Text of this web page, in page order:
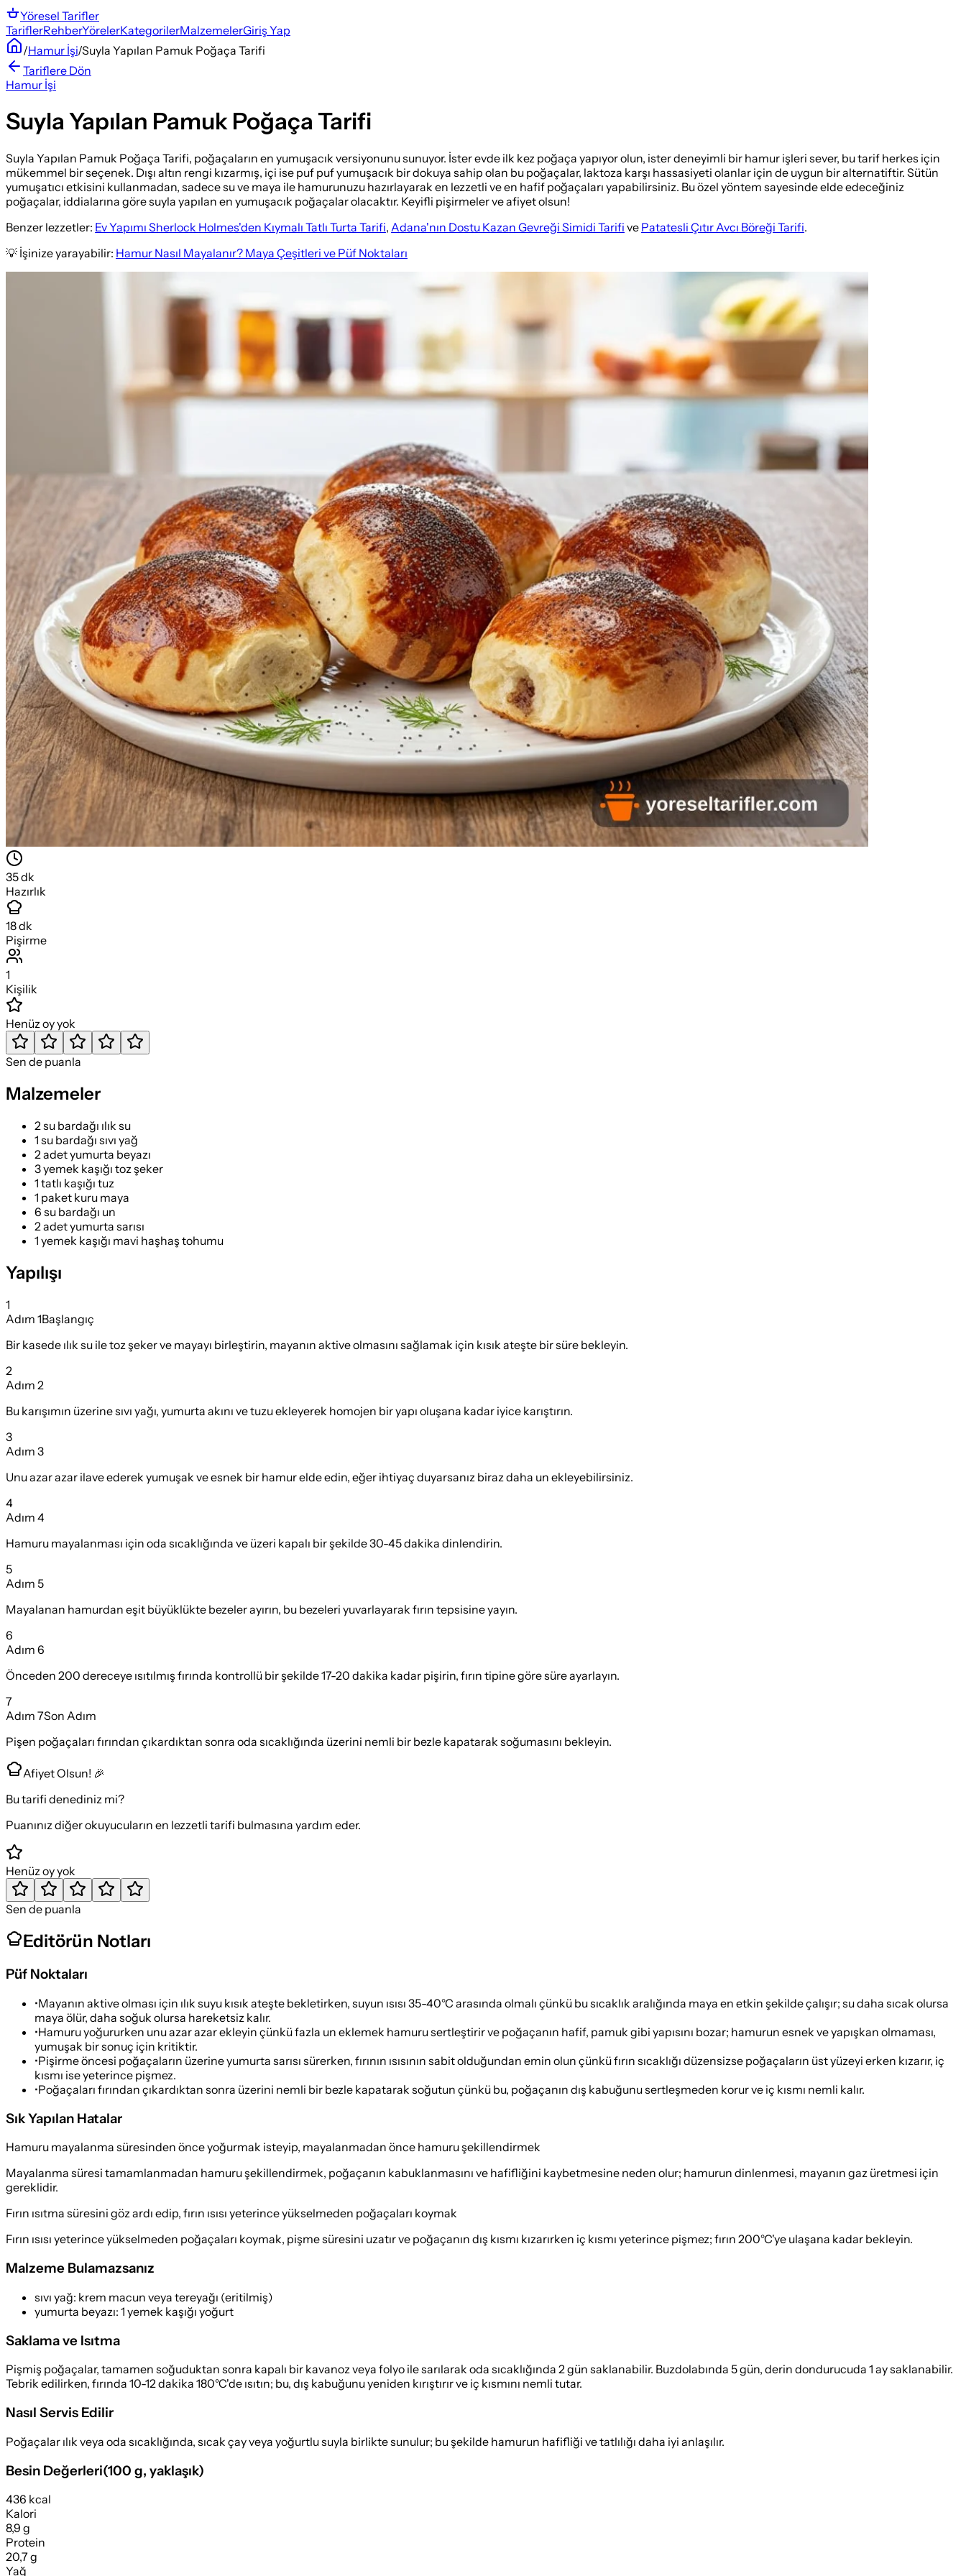
Yöresel Tarifler
TariflerRehberYörelerKategorilerMalzemelerGiriş Yap
/Hamur İşi/Suyla Yapılan Pamuk Poğaça Tarifi
Tariflere Dön
Hamur İşi
Suyla Yapılan Pamuk Poğaça Tarifi
Suyla Yapılan Pamuk Poğaça Tarifi, poğaçaların en yumuşacık versiyonunu sunuyor. İster evde ilk kez poğaça yapıyor olun, ister deneyimli bir hamur işleri sever, bu tarif herkes için
mükemmel bir seçenek. Dışı altın rengi kızarmış, içi ise puf puf yumuşacık bir dokuya sahip olan bu poğaçalar, laktoza karşı hassasiyeti olanlar için de uygun bir alternatiftir. Sütün
yumuşatıcı etkisini kullanmadan, sadece su ve maya ile hamurunuzu hazırlayarak en lezzetli ve en hafif poğaçaları yapabilirsiniz. Bu özel yöntem sayesinde elde edeceğiniz
poğaçalar, iddialarına göre suyla yapılan en yumuşacık poğaçalar olacaktır. Keyifli pişirmeler ve afiyet olsun!
Benzer lezzetler: Ev Yapımı Sherlock Holmes'den Kıymalı Tatlı Turta Tarifi, Adana'nın Dostu Kazan Gevreği Simidi Tarifi ve Patatesli Çıtır Avcı Böreği Tarifi.
💡 İşinize yarayabilir: Hamur Nasıl Mayalanır? Maya Çeşitleri ve Püf Noktaları
35dk
Hazırlık
18dk
Pişirme
1
Kişilik
Henüz oy yok
Sen de puanla
Malzemeler
2 su bardağı ılık su
1 su bardağı sıvı yağ
2 adet yumurta beyazı
3 yemek kaşığı toz şeker
1 tatlı kaşığı tuz
1 paket kuru maya
6 su bardağı un
2 adet yumurta sarısı
1 yemek kaşığı mavi haşhaş tohumu
Yapılışı
1
Adım 1Başlangıç
Bir kasede ılık su ile toz şeker ve mayayı birleştirin, mayanın aktive olmasını sağlamak için kısık ateşte bir süre bekleyin.
2
Adım 2
Bu karışımın üzerine sıvı yağı, yumurta akını ve tuzu ekleyerek homojen bir yapı oluşana kadar iyice karıştırın.
3
Adım 3
Unu azar azar ilave ederek yumuşak ve esnek bir hamur elde edin, eğer ihtiyaç duyarsanız biraz daha un ekleyebilirsiniz.
4
Adım 4
Hamuru mayalanması için oda sıcaklığında ve üzeri kapalı bir şekilde 30-45 dakika dinlendirin.
5
Adım 5
Mayalanan hamurdan eşit büyüklükte bezeler ayırın, bu bezeleri yuvarlayarak fırın tepsisine yayın.
6
Adım 6
Önceden 200 dereceye ısıtılmış fırında kontrollü bir şekilde 17-20 dakika kadar pişirin, fırın tipine göre süre ayarlayın.
7
Adım 7Son Adım
Pişen poğaçaları fırından çıkardıktan sonra oda sıcaklığında üzerini nemli bir bezle kapatarak soğumasını bekleyin.
Afiyet Olsun! 🎉
Bu tarifi denediniz mi?
Puanınız diğer okuyucuların en lezzetli tarifi bulmasına yardım eder.
Henüz oy yok
Sen de puanla
Editörün Notları
Püf Noktaları
•Mayanın aktive olması için ılık suyu kısık ateşte bekletirken, suyun ısısı 35-40°C arasında olmalı çünkü bu sıcaklık aralığında maya en etkin şekilde çalışır; su daha sıcak olursa
maya ölür, daha soğuk olursa hareketsiz kalır.
•Hamuru yoğururken unu azar azar ekleyin çünkü fazla un eklemek hamuru sertleştirir ve poğaçanın hafif, pamuk gibi yapısını bozar; hamurun esnek ve yapışkan olmaması,
yumuşak bir sonuç için kritiktir.
•Pişirme öncesi poğaçaların üzerine yumurta sarısı sürerken, fırının ısısının sabit olduğundan emin olun çünkü fırın sıcaklığı düzensizse poğaçaların üst yüzeyi erken kızarır, iç
kısmı ise yeterince pişmez.
•Poğaçaları fırından çıkardıktan sonra üzerini nemli bir bezle kapatarak soğutun çünkü bu, poğaçanın dış kabuğunu sertleşmeden korur ve iç kısmı nemli kalır.
Sık Yapılan Hatalar
Hamuru mayalanma süresinden önce yoğurmak isteyip, mayalanmadan önce hamuru şekillendirmek
Mayalanma süresi tamamlanmadan hamuru şekillendirmek, poğaçanın kabuklanmasını ve hafifliğini kaybetmesine neden olur; hamurun dinlenmesi, mayanın gaz üretmesi için
gereklidir.
Fırın ısıtma süresini göz ardı edip, fırın ısısı yeterince yükselmeden poğaçaları koymak
Fırın ısısı yeterince yükselmeden poğaçaları koymak, pişme süresini uzatır ve poğaçanın dış kısmı kızarırken iç kısmı yeterince pişmez; fırın 200°C'ye ulaşana kadar bekleyin.
Malzeme Bulamazsanız
sıvı yağ: krem macun veya tereyağı (eritilmiş)
yumurta beyazı: 1 yemek kaşığı yoğurt
Saklama ve Isıtma
Pişmiş poğaçalar, tamamen soğuduktan sonra kapalı bir kavanoz veya folyo ile sarılarak oda sıcaklığında 2 gün saklanabilir. Buzdolabında 5 gün, derin dondurucuda 1 ay saklanabilir.
Tebrik edilirken, fırında 10-12 dakika 180°C'de ısıtın; bu, dış kabuğunu yeniden kırıştırır ve iç kısmını nemli tutar.
Nasıl Servis Edilir
Poğaçalar ılık veya oda sıcaklığında, sıcak çay veya yoğurtlu suyla birlikte sunulur; bu şekilde hamurun hafifliği ve tatlılığı daha iyi anlaşılır.
Besin Değerleri(100 g, yaklaşık)
436 kcal
Kalori
8,9 g
Protein
20,7 g
Yağ